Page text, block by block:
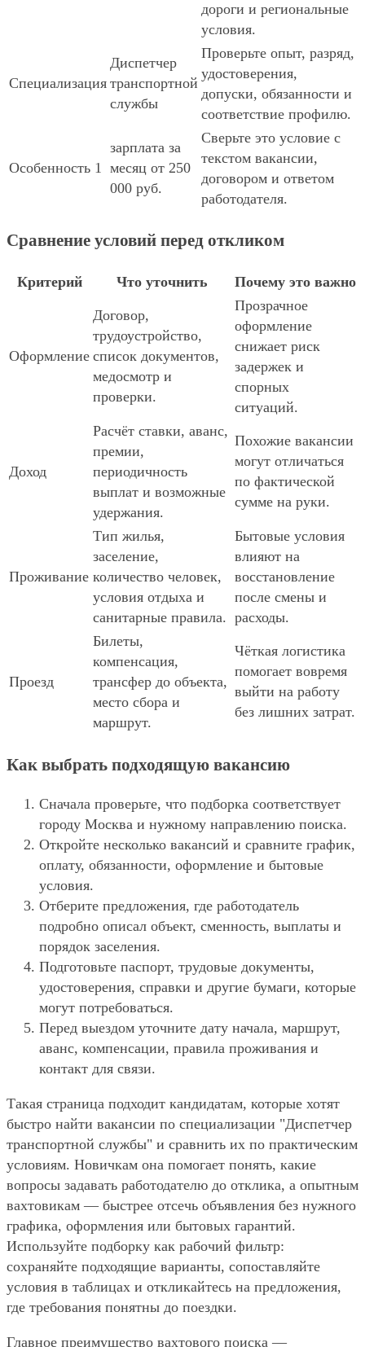
дороги и региональные
условия.
Специализация
Диспетчер
транспортной
службы
Проверьте опыт, разряд,
удостоверения,
допуски, обязанности и
соответствие профилю.
Особенность 1
зарплата за
месяц от 250
000 руб.
Сверьте это условие с
текстом вакансии,
договором и ответом
работодателя.
Сравнение условий перед откликом
Критерий Что уточнить Почему это важно
Оформление
Договор,
трудоустройство,
список документов,
медосмотр и
проверки.
Прозрачное
оформление
снижает риск
задержек и
спорных
ситуаций.
Доход
Расчёт ставки, аванс,
премии,
периодичность
выплат и возможные
удержания.
Похожие вакансии
могут отличаться
по фактической
сумме на руки.
Проживание
Тип жилья,
заселение,
количество человек,
условия отдыха и
санитарные правила.
Бытовые условия
влияют на
восстановление
после смены и
расходы.
Проезд
Билеты,
компенсация,
трансфер до объекта,
место сбора и
маршрут.
Чёткая логистика
помогает вовремя
выйти на работу
без лишних затрат.
Как выбрать подходящую вакансию
Сначала проверьте, что подборка соответствует
городу Москва и нужному направлению поиска.
Откройте несколько вакансий и сравните график,
оплату, обязанности, оформление и бытовые
условия.
Отберите предложения, где работодатель
подробно описал объект, сменность, выплаты и
порядок заселения.
Подготовьте паспорт, трудовые документы,
удостоверения, справки и другие бумаги, которые
могут потребоваться.
Перед выездом уточните дату начала, маршрут,
аванс, компенсации, правила проживания и
контакт для связи.
Такая страница подходит кандидатам, которые хотят
быстро найти вакансии по специализации "Диспетчер
транспортной службы" и сравнить их по практическим
условиям. Новичкам она помогает понять, какие
вопросы задавать работодателю до отклика, а опытным
вахтовикам — быстрее отсечь объявления без нужного
графика, оформления или бытовых гарантий.
Используйте подборку как рабочий фильтр:
сохраняйте подходящие варианты, сопоставляйте
условия в таблицах и откликайтесь на предложения,
где требования понятны до поездки.
Главное преимущество вахтового поиска —